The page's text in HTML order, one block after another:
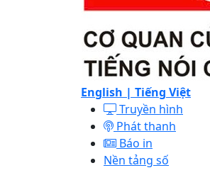
English | Tiếng Việt
Truyền hình
Phát thanh
Báo in
Nền tảng số